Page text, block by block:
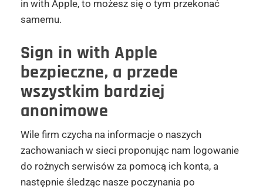
in with Apple, to możesz się o tym przekonać
samemu.
Sign in with Apple
bezpieczne, a przede
wszystkim bardziej
anonimowe
Wile firm czycha na informacje o naszych
zachowaniach w sieci proponując nam logowanie
do rożnych serwisów za pomocą ich konta, a
następnie śledząc nasze poczynania po